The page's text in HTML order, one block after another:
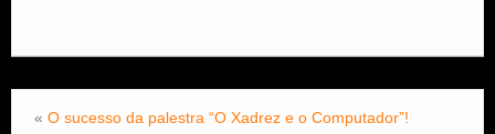
« O sucesso da palestra “O Xadrez e o Computador”!